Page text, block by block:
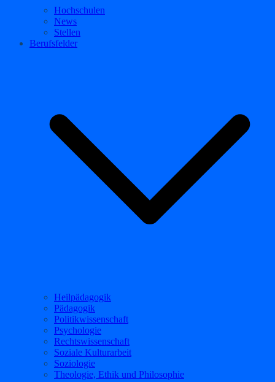
Hochschulen
News
Stellen
Berufsfelder
Heilpädagogik
Pädagogik
Politikwissenschaft
Psychologie
Rechtswissenschaft
Soziale Kulturarbeit
Soziologie
Theologie, Ethik und Philosophie